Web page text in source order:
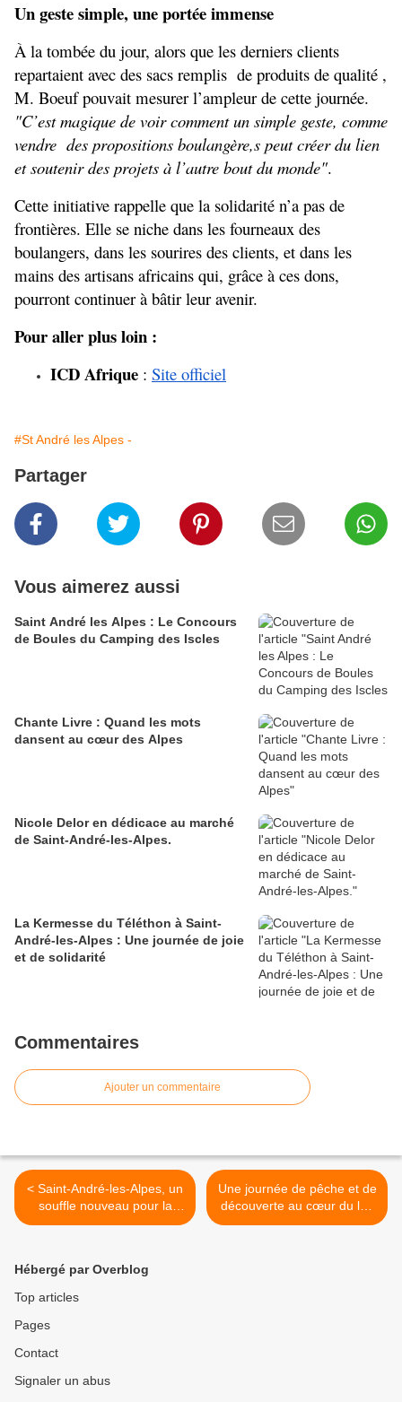
Un geste simple, une portée immense
À la tombée du jour, alors que les derniers clients
repartaient avec des sacs remplis  de produits de qualité ,
"C’est magique de voir comment un simple geste, comme
vendre  des propositions boulangère,s peut créer du lien
et soutenir des projets à l’autre bout du monde".
Cette initiative rappelle que la solidarité n’a pas de
frontières. Elle se niche dans les fourneaux des
boulangers, dans les sourires des clients, et dans les
mains des artisans africains qui, grâce à ces dons,
pourront continuer à bâtir leur avenir.
Pour aller plus loin :
ICD Afrique : Site officiel
#St André les Alpes -
Partager
Vous aimerez aussi
Saint André les Alpes : Le Concours
de Boules du Camping des Iscles
Chante Livre : Quand les mots
dansent au cœur des Alpes
Nicole Delor en dédicace au marché
de Saint-André-les-Alpes.
La Kermesse du Téléthon à Saint-
André-les-Alpes : Une journée de joie
et de solidarité
Commentaires
Ajouter un commentaire
< Saint-André-les-Alpes, un
souffle nouveau pour la
rentrée avec la
Une journée de pêche et de
découverte au cœur du lac
d’Allos avec La Truite du
Hébergé par Overblog
Top articles
Pages
Contact
Signaler un abus